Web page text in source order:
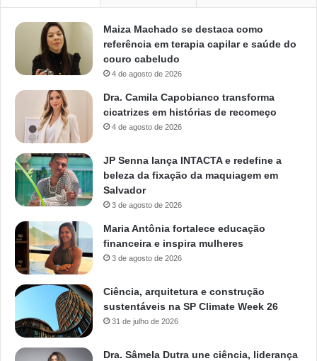
Maiza Machado se destaca como
referência em terapia capilar e saúde do
couro cabeludo
4 de agosto de 2026
Dra. Camila Capobianco transforma
cicatrizes em histórias de recomeço
4 de agosto de 2026
JP Senna lança INTACTA e redefine a
beleza da fixação da maquiagem em
Salvador
3 de agosto de 2026
Maria Antônia fortalece educação
financeira e inspira mulheres
3 de agosto de 2026
Ciência, arquitetura e construção
sustentáveis na SP Climate Week 26
31 de julho de 2026
Dra. Sâmela Dutra une ciência, liderança